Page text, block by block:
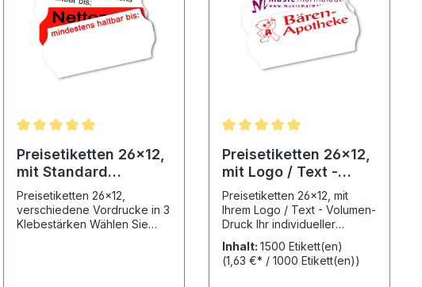
Preisetiketten 26x12,
mit Standard
Vordruck Text
Preisetiketten 26x12,
verschiedene Vordrucke in 3
Klebestärken Wählen Sie
Preisetiketten 26x12,
mit Logo / Text -
Volumen-Druck
Preisetiketten 26x12, mit
Ihrem Logo / Text - Volumen-
Druck Ihr individueller
Preisauszeichnungsetiketten
26x12. Ihr Wunschtext auf
Inhalt:1500 Etikett(en)
(1,63 €* / 1000 Etikett(en))